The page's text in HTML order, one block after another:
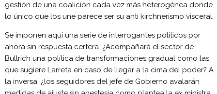
gestión de una coalición cada vez más heterogénea donde
lo único que los une parece ser su anti kirchnerismo visceral.
Se imponen aquí una serie de interrogantes políticos por
ahora sin respuesta certera. ¿Acompañará el sector de
Bullrich una política de transformaciones gradual como las
que sugiere Larreta en caso de llegar a la cima del poder? A
la inversa, ¿los seguidores del jefe de Gobierno avalarán